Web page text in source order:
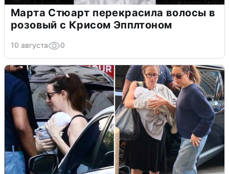
Марта Стюарт перекрасила волосы в
розовый с Крисом Эпплтоном
10 августа 0